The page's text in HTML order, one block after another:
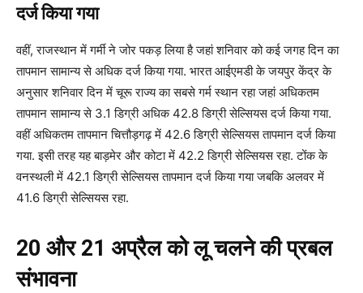
दर्ज किया गया
वहीं, राजस्थान में गर्मी ने जोर पकड़ लिया है जहां शनिवार को कई जगह दिन का
तापमान सामान्य से अधिक दर्ज किया गया. भारत आईएमडी के जयपुर केंद्र के
अनुसार शनिवार दिन में चूरू राज्य का सबसे गर्म स्थान रहा जहां अधिकतम
तापमान सामान्य से 3.1 डिग्री अधिक 42.8 डिग्री सेल्सियस दर्ज किया गया.
वहीं अधिकतम तापमान चित्तौड़गढ़ में 42.6 डिग्री सेल्सियस तापमान दर्ज किया
गया. इसी तरह यह बाड़मेर और कोटा में 42.2 डिग्री सेल्सियस रहा. टोंक के
वनस्थली में 42.1 डिग्री सेल्सियस तापमान दर्ज किया गया जबकि अलवर में
41.6 डिग्री सेल्सियस रहा.
20 और 21 अप्रैल को लू चलने की प्रबल
संभावना